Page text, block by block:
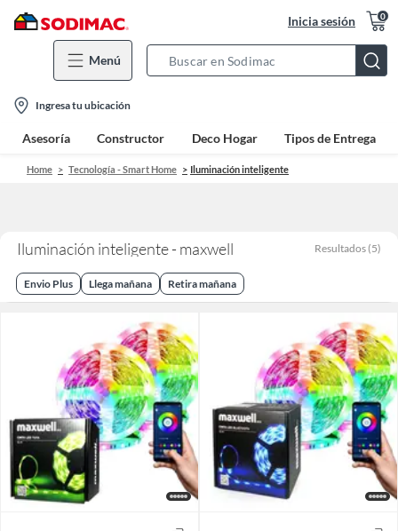
Inicia sesión 0
Menú
Bar
location-
icon
Ingresa tu ubicación
Asesoría Constructor Deco Hogar Tipos de Entrega
Home Tecnología - Smart Home Iluminación inteligente
Iluminación inteligente - maxwell Resultados (5)
Envio Plus Llega mañana Retira mañana